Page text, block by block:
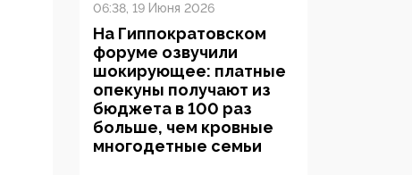
06:38, 19 Июня 2026
На Гиппократовском
форуме озвучили
шокирующее: платные
опекуны получают из
бюджета в 100 раз
больше, чем кровные
многодетные семьи